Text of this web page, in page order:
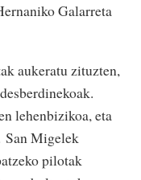
Galarreta
aukeratu zituzten,
lehenbizikoa, eta
San Migelek
pilotak